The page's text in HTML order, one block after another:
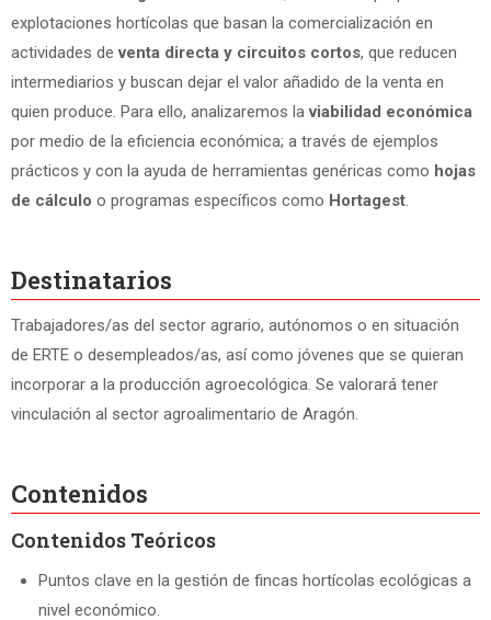
explotaciones hortícolas que basan la comercialización en
actividades de venta directa y circuitos cortos, que reducen
intermediarios y buscan dejar el valor añadido de la venta en
quien produce. Para ello, analizaremos laviabilidad económica
por medio de la eficiencia económica; a través de ejemplos
prácticos y con la ayuda de herramientas genéricas como hojas
de cálculo o programas específicos como Hortagest.
Destinatarios
Trabajadores/as del sector agrario, autónomos o en situación
de ERTE o desempleados/as, así como jóvenes que se quieran
incorporar a la producción agroecológica. Se valorará tener
vinculación al sector agroalimentario de Aragón.
Contenidos
Contenidos Teóricos
Puntos clave en la gestión de fincas hortícolas ecológicas a
nivel económico.